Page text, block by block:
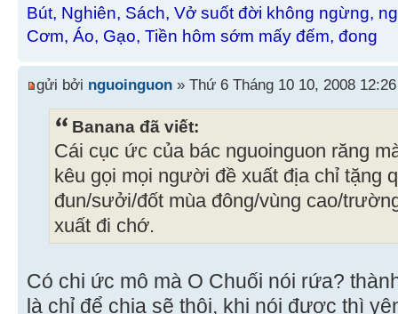
Bút, Nghiên, Sách, Vở suốt đời không ngừng,
Cơm, Áo, Gạo, Tiền hôm sớm mấy đếm, đong
gửi bởi nguoinguon » Thứ 6 Tháng 10 10, 2008
Banana đã viết:
Cái cục ức của bác nguoinguon răng
kêu gọi mọi người đề xuất địa chỉ tặng
đun/sưởi/đốt mùa đông/vùng cao/
xuất đi chớ.
Có chi ức mô mà O Chuối nói rứa?
là chỉ để chia sẽ thôi, khi nói được thì